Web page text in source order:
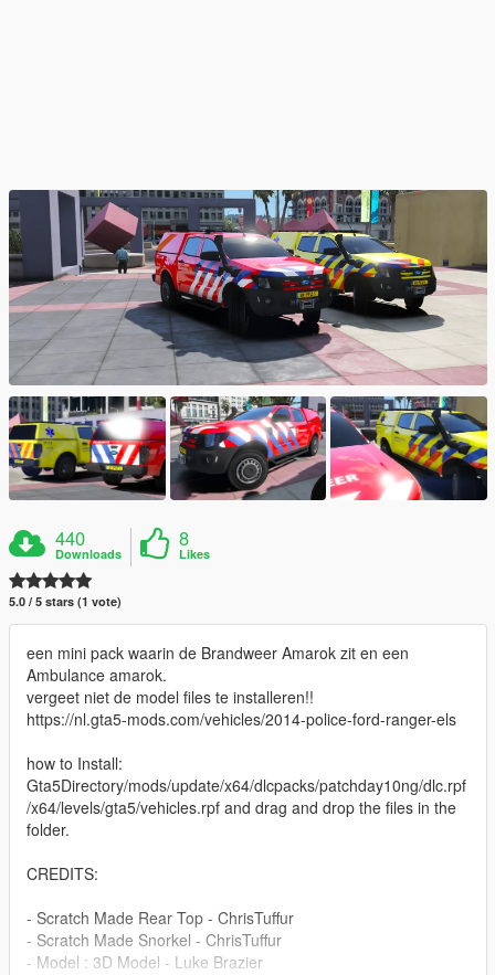
440
Downloads
8
Likes
5.0 / 5 stars (1 vote)
een mini pack waarin de Brandweer Amarok zit en een
Ambulance amarok.
vergeet niet de model files te installeren!!
https://nl.gta5-mods.com/vehicles/2014-police-ford-ranger-els
how to Install:
Gta5Directory/mods/update/x64/dlcpacks/patchday10ng/dlc.rpf
/x64/levels/gta5/vehicles.rpf and drag and drop the files in the
folder.
CREDITS:
- Scratch Made Rear Top - ChrisTuffur
- Scratch Made Snorkel - ChrisTuffur
- Model : 3D Model - Luke Brazier